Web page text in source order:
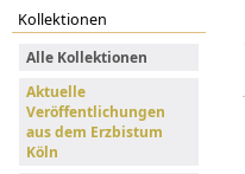
Kollektionen
Alle Kollektionen
Aktuelle
Veröffentlichungen
aus dem Erzbistum
Köln